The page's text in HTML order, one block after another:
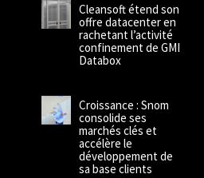
Cleansoft étend son
offre datacenter en
rachetant l’activité
confinement de GMI
Databox
Croissance : Snom
consolide ses
marchés clés et
accélère le
développement de
sa base clients